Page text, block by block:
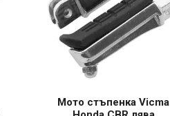
Мото стъпенка Vicma